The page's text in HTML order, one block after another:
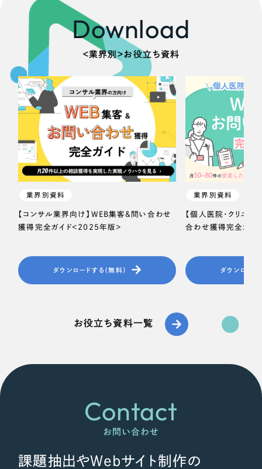
Download
＜業界別＞お役立ち資料
業界別資料
【コンサル業界向け】WEB集客＆問い合わせ
獲得完全ガイド＜2025年版＞
ダウンロードする（無料）
業界別資料
【個人医院・クリニッ
合わせ獲得完全ガイ
ダウンロード
お役立ち資料一覧
Contact
お問い合わせ
課題抽出やWebサイト制作の